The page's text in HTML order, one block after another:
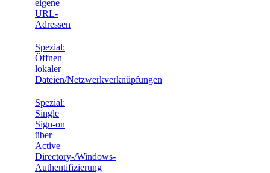
eigene
URL-
Adressen
Spezial:
Öffnen
lokaler
Dateien/Netzwerkverknüpfungen
Spezial:
Single
Sign-on
über
Active
Directory-/Windows-
Authentifizierung